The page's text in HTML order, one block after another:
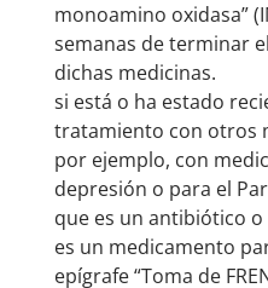
monoamino oxidasa”
semanas de terminar
dichas medicinas.
si está o ha estado
tratamiento con otros
por ejemplo, con
depresión o para el
que es un antibiótico
es un medicamento
epígrafe “Toma de